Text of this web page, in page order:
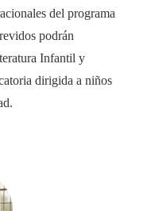
del programa
podrán
Infantil y
dirigida a niños